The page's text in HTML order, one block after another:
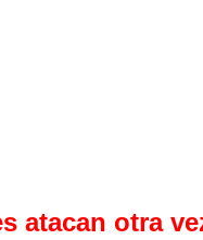
atacan otra